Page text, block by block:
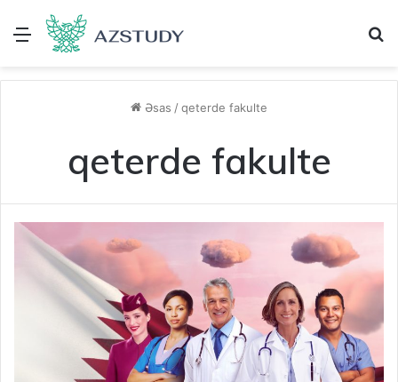
Menu
Əsas /qeterde fakulte
qeterde fakulte